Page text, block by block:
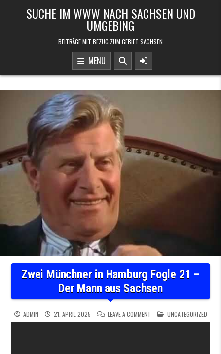
SUCHE IM WWW NACH SACHSEN UND
UMGEBING
BEITRÄGE MIT BEZUG ZUM GEBIET SACHSEN
MENU
Zwei Münchner in Hamburg Fogle 21 –
Der Mann aus Sachsen
ADMIN 21. APRIL 2025 LEAVE A COMMENTON ZWEI MÜNCHNER IN
POSTED IN
UNCATEGORIZED